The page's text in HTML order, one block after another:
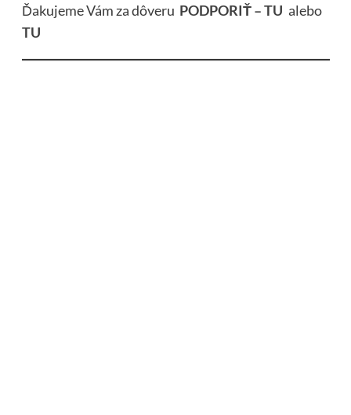
Ďakujeme Vám za dôveru PODPORIŤ – TU alebo
TU